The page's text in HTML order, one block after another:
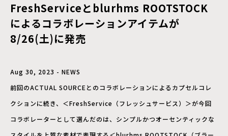
FreshServiceとblurhms ROOTSTOCK
によるコラボレーションアイテムが
8/26(土)に発売
Aug 30, 2023 - NEWS
前回のACTUAL SOURCEとのコラボレーションによるカプセルコレ
クションに続き、＜FreshService（フレッシュサービス）＞が今回
コラボレーターとして選んだのは、シンプルかつオーセンティックな